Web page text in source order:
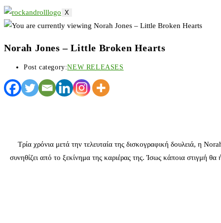
X
Norah Jones – Little Broken Hearts
Post category:NEW RELEASES
Τρία χρόνια μετά την τελευταία της δισκογραφική δουλειά, η
συνηθίζει από το ξεκίνημα της καριέρας της. Ίσως κάποια στιγμή